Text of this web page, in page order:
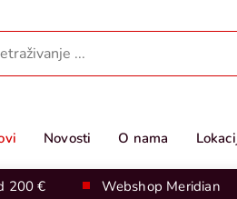
Novosti O nama
200 € Webshop Meridian